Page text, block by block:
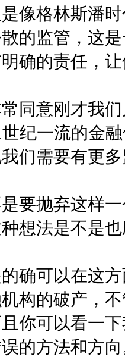
像格林斯潘
的监管，这
确的责任，
同意刚才我
纪一流的金
们需要有更
要抛弃这样
想法是不是
确可以在这
构的破产，
你可以看一
的方法和方